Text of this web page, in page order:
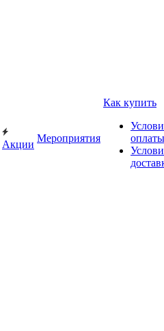
Акции
Мероприятия
Как купить
оплаты